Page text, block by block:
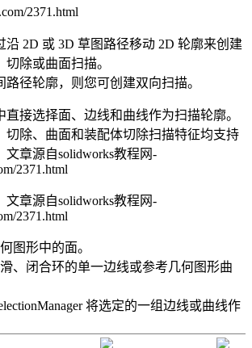
2371.html
沿 2D 或 3D 草图路径移动 2D 轮廓来创建
除或曲面扫描。
路径轮廓，则您可创建双向扫描。
直接选择面、边线和曲线作为扫描轮廓。
切除、曲面和装配体切除扫描特征均支持
文章源自solidworks教程网-
2371.html
文章源自solidworks教程网-
2371.html
图形中的面。
、闭合环的单一边线或参考几何图形曲
将选定的一组边线或曲线作